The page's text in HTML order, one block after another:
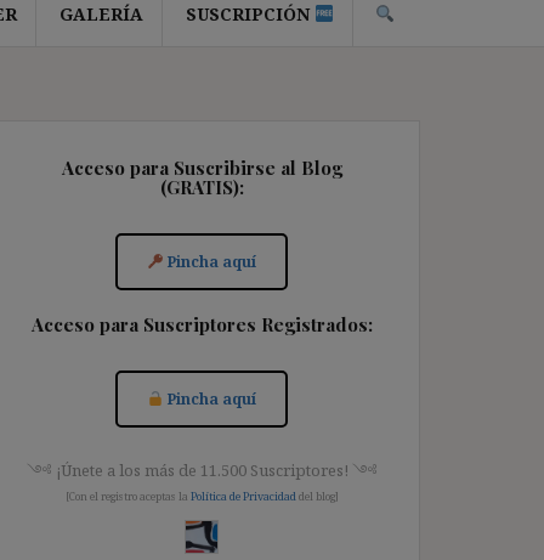
GALERÍA SUSCRIPCIÓN
Acceso para Suscribirse al Blog
(GRATIS):
Pincha aquí
Acceso para Suscriptores Registrados:
Pincha aquí
༺ ¡Únete a los más de 11.500 Suscriptores! ༺
[Con el registro aceptas la Política de Privacidad del blog]